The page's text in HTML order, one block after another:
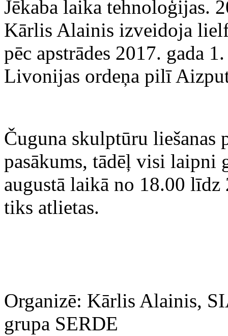
Jēkaba laika tehnoloģijas.
Kārlis Alainis izveidoja
pēc apstrādes 2017. gada
Livonijas ordeņa pilī
Čuguna skulptūru liešanas
pasākums, tādēļ visi laipni
augustā laikā no 18.00
tiks atlietas.
Organizē: Kārlis Alainis,
grupa SERDE